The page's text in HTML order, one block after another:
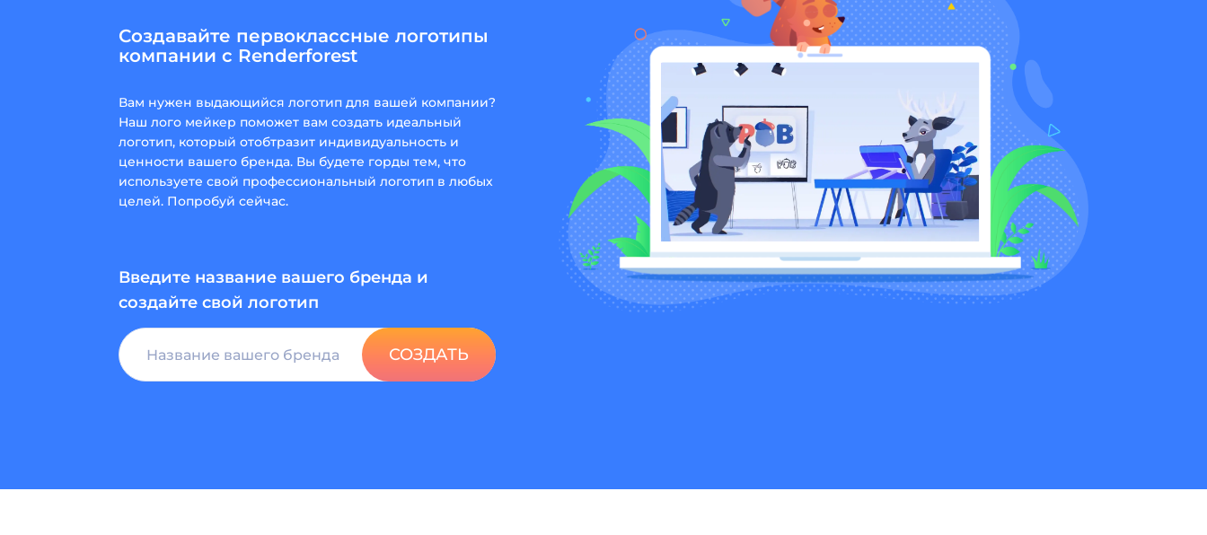
Создавайте первоклассные логотипы
компании с Renderforest
Вам нужен выдающийся логотип для вашей компании?
Наш лого мейкер поможет вам создать идеальный
логотип, который отобтразит индивидуальность и
ценности вашего бренда. Вы будете горды тем, что
используете свой профессиональный логотип в любых
целей. Попробуй сейчас.
Введите название вашего бренда и
создайте свой логотип
СОЗДАТЬ